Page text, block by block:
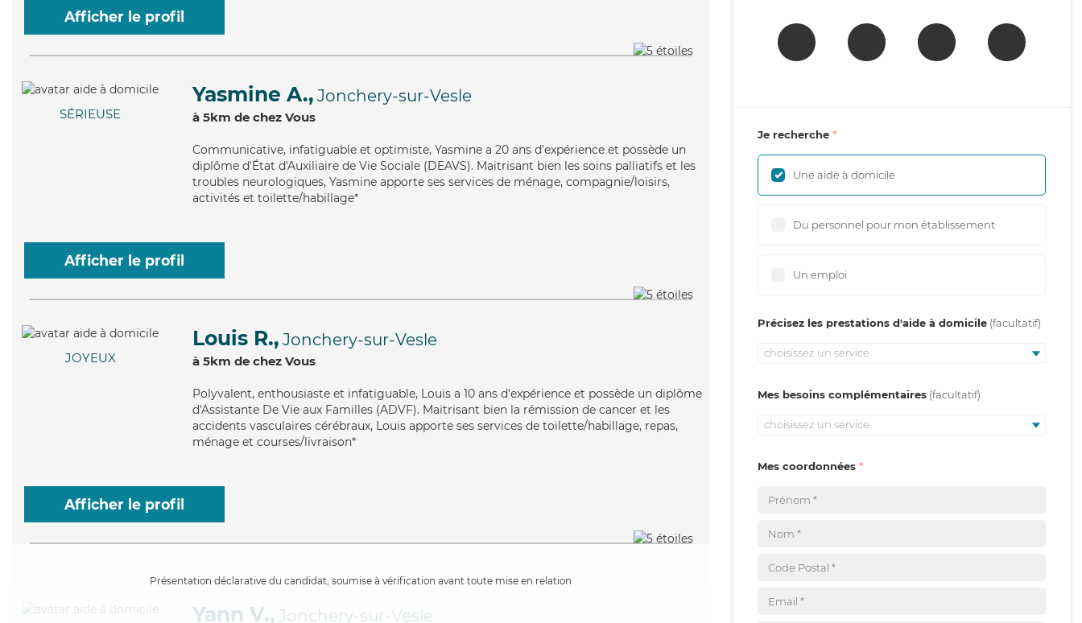
Afficher le profil
SÉRIEUSE
Yasmine A., Jonchery-sur-Vesle
à 5km de chez Vous
Communicative, infatiguable et optimiste, Yasmine a 20 ans d'expérience et possède un
diplôme d'État d'Auxiliaire de Vie Sociale (DEAVS). Maitrisant bien les soins palliatifs et les
troubles neurologiques, Yasmine apporte ses services de ménage, compagnie/loisirs,
activités et toilette/habillage*
Afficher le profil
JOYEUX
Louis R., Jonchery-sur-Vesle
à 5km de chez Vous
Polyvalent, enthousiaste et infatiguable, Louis a 10 ans d'expérience et possède un diplôme
d'Assistante De Vie aux Familles (ADVF). Maitrisant bien la rémission de cancer et les
accidents vasculaires cérébraux, Louis apporte ses services de toilette/habillage, repas,
ménage et courses/livraison*
Afficher le profil
Présentation déclarative du candidat, soumise à vérification avant toute mise en relation
Yann V., Jonchery-sur-Vesle
Je recherche
Une aide à domicile
Du personnel pour mon établissement
Un emploi
Précisez les prestations d'aide à domicile
choisissez un service
Mes besoins complémentaires
choisissez un service
Mes coordonnées